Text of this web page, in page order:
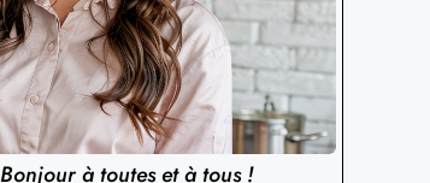
Bonjour à toutes et à tous !